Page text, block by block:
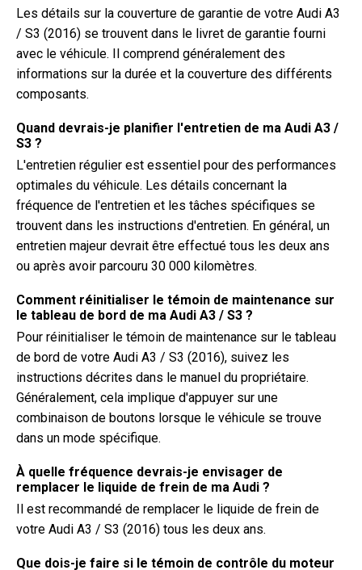
Les détails sur la couverture de garantie de votre Audi A3
/ S3 (2016) se trouvent dans le livret de garantie fourni
avec le véhicule. Il comprend généralement des
informations sur la durée et la couverture des différents
composants.
Quand devrais-je planifier l'entretien de ma Audi A3 /
S3 ?
L'entretien régulier est essentiel pour des performances
optimales du véhicule. Les détails concernant la
fréquence de l'entretien et les tâches spécifiques se
trouvent dans les instructions d'entretien. En général, un
entretien majeur devrait être effectué tous les deux ans
ou après avoir parcouru 30 000 kilomètres.
Comment réinitialiser le témoin de maintenance sur
le tableau de bord de ma Audi A3 / S3 ?
Pour réinitialiser le témoin de maintenance sur le tableau
de bord de votre Audi A3 / S3 (2016), suivez les
instructions décrites dans le manuel du propriétaire.
Généralement, cela implique d'appuyer sur une
combinaison de boutons lorsque le véhicule se trouve
dans un mode spécifique.
À quelle fréquence devrais-je envisager de
remplacer le liquide de frein de ma Audi ?
Il est recommandé de remplacer le liquide de frein de
votre Audi A3 / S3 (2016) tous les deux ans.
Que dois-je faire si le témoin de contrôle du moteur